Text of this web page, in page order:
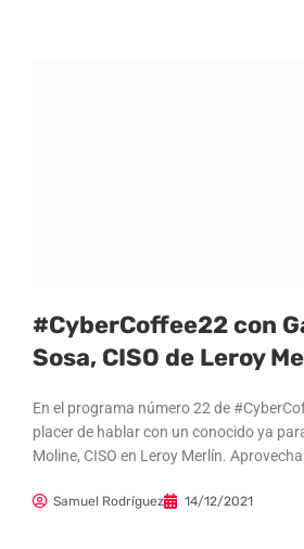
#CyberCoffee22 con
Sosa, CISO de Leroy
En el programa número 22 de
placer de hablar con un conocido ya
Moline, CISO en Leroy Merlín.
Samuel Rodríguez 14/12/2021